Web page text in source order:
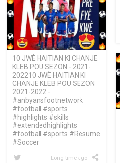
10 JWÈ HAITIAN KI CHANJE
KLEB POU SEZON - 2021-
202210 JWÈ HAITIAN KI
CHANJE KLEB POU SEZON
2021-2022 -
#anbyansfootnetwork
#football #sports
#highlights #skills
#extendedhighlights
#football #sports #Resume
#Soccer
Long time ago